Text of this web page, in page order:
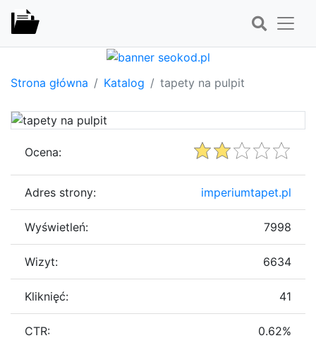
Strona główna Katalog tapety na pulpit
Ocena:
Adres strony: imperiumtapet.pl
Wyświetleń: 7998
Wizyt: 6634
Kliknięć: 41
CTR: 0.62%